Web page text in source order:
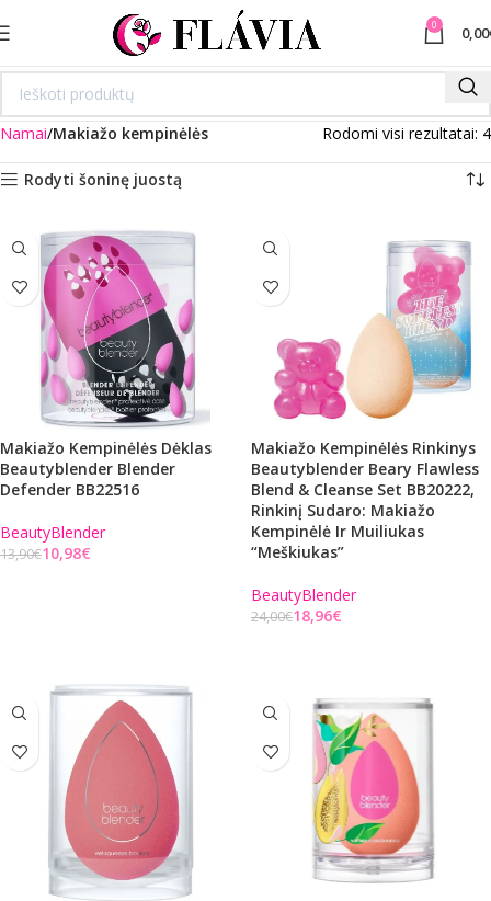
0 0,00
Namai Makiažo kempinėlės Rodomi visi rezultatai: 4
Rodyti šoninę juostą
Makiažo Kempinėlės Dėklas
Beautyblender Blender
Defender BB22516
BeautyBlender
13,90€10,98€
Makiažo Kempinėlės Rinkinys
Beautyblender Beary Flawless
Blend & Cleanse Set BB20222,
Rinkinį Sudaro: Makiažo
Kempinėlė Ir Muiliukas
“meškiukas”
BeautyBlender
24,00€18,96€